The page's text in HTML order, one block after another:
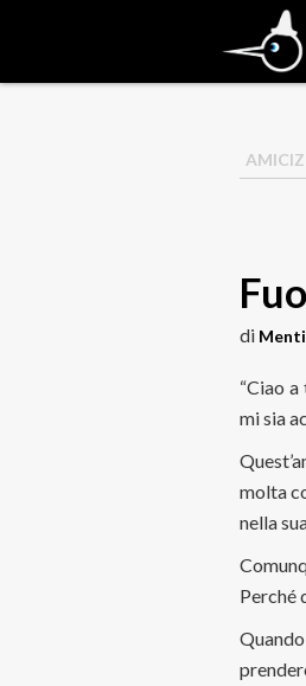
di
“Ciao
mi sia
molta
nella
Perché